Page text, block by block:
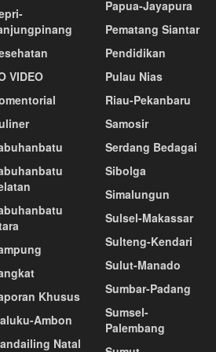
VIDEO
Khusus
Ambon
Natal
Papua-Jayapura
Pematang Siantar
Pendidikan
Pulau Nias
Riau-Pekanbaru
Samosir
Serdang Bedagai
Sibolga
Simalungun
Sulsel-Makassar
Sulteng-Kendari
Sulut-Manado
Sumbar-Padang
Sumsel-
Palembang